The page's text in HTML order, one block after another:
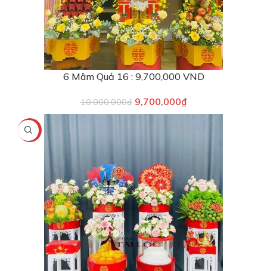
6 Mâm Quả 16 : 9,700,000 VND
10,000,000₫ 9,700,000₫
-5%